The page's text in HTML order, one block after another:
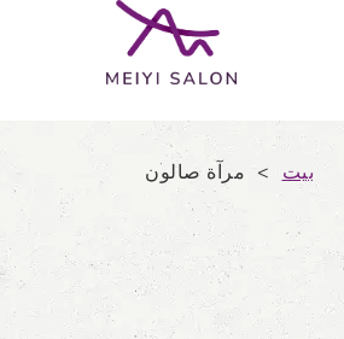
بيت > مرآة صالون